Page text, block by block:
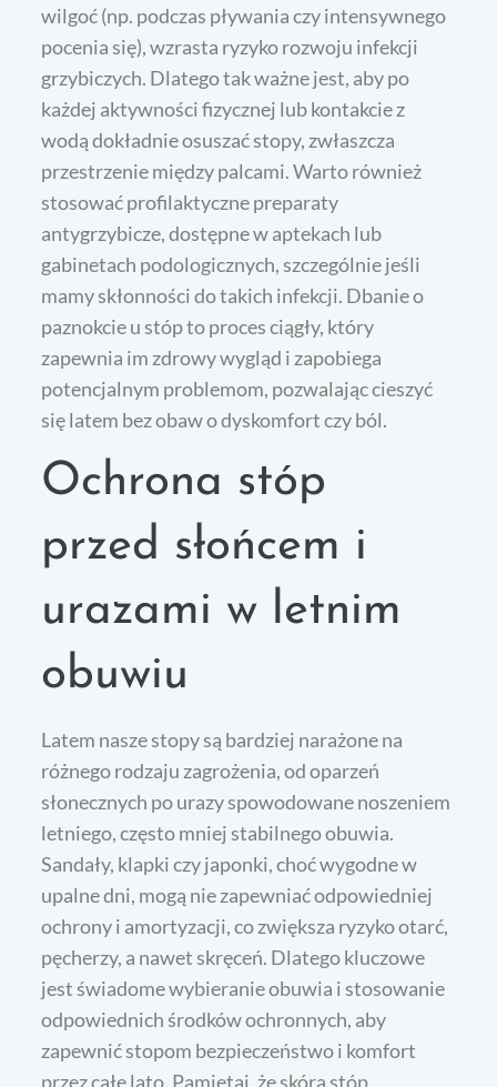
wilgoć (np. podczas pływania czy intensywnego
pocenia się), wzrasta ryzyko rozwoju infekcji
grzybiczych. Dlatego tak ważne jest, aby po
każdej aktywności fizycznej lub kontakcie z
wodą dokładnie osuszać stopy, zwłaszcza
przestrzenie między palcami. Warto również
stosować profilaktyczne preparaty
antygrzybicze, dostępne w aptekach lub
gabinetach podologicznych, szczególnie jeśli
mamy skłonności do takich infekcji. Dbanie o
paznokcie u stóp to proces ciągły, który
zapewnia im zdrowy wygląd i zapobiega
potencjalnym problemom, pozwalając cieszyć
się latem bez obaw o dyskomfort czy ból.
Ochrona stóp
przed słońcem i
urazami w letnim
obuwiu
Latem nasze stopy są bardziej narażone na
różnego rodzaju zagrożenia, od oparzeń
słonecznych po urazy spowodowane noszeniem
letniego, często mniej stabilnego obuwia.
Sandały, klapki czy japonki, choć wygodne w
upalne dni, mogą nie zapewniać odpowiedniej
ochrony i amortyzacji, co zwiększa ryzyko otarć,
pęcherzy, a nawet skręceń. Dlatego kluczowe
jest świadome wybieranie obuwia i stosowanie
odpowiednich środków ochronnych, aby
zapewnić stopom bezpieczeństwo i komfort
przez całe lato. Pamiętaj, że skóra stóp,